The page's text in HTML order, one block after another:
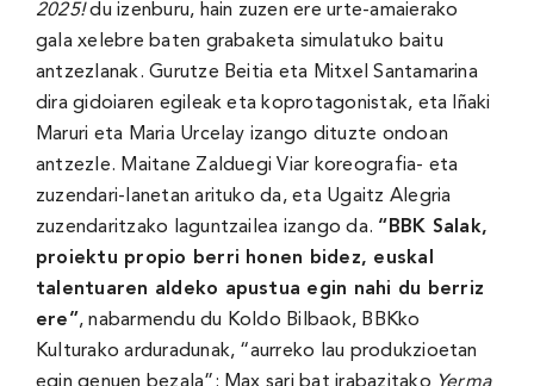
2025!du izenburu, hain zuzen ere urte-amaierako
gala xelebre baten grabaketa simulatuko baitu
antzezlanak. Gurutze Beitia eta Mitxel Santamarina
dira gidoiaren egileak eta koprotagonistak, eta Iñaki
Maruri eta Maria Urcelay izango dituzte ondoan
antzezle. Maitane Zalduegi Viar koreografia- eta
zuzendari-lanetan arituko da, eta Ugaitz Alegria
zuzendaritzako laguntzailea izango da. “BBK Salak,
proiektu propio berri honen bidez, euskal
talentuaren aldeko apustua egin nahi du berriz
ere”, nabarmendu du Koldo Bilbaok, BBKko
Kulturako arduradunak, “aurreko lau produkzioetan